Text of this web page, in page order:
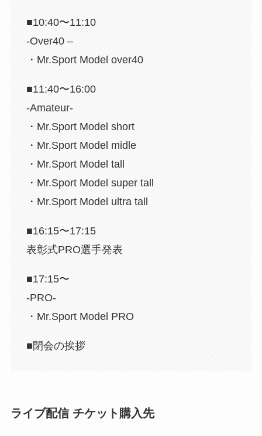
■10:40〜11:10
-Over40 –
・Mr.Sport Model over40
■11:40〜16:00
-Amateur-
・Mr.Sport Model short
・Mr.Sport Model midle
・Mr.Sport Model tall
・Mr.Sport Model super tall
・Mr.Sport Model ultra tall
■16:15〜17:15
表彰式PRO選手発表
■17:15〜
-PRO-
・Mr.Sport Model PRO
■閉会の挨拶
ライブ配信 チケット購入先